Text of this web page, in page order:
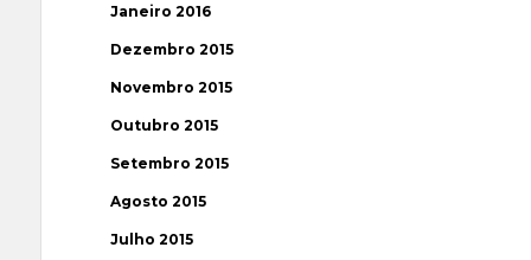
Janeiro 2016
Dezembro 2015
Novembro 2015
Outubro 2015
Setembro 2015
Agosto 2015
Julho 2015